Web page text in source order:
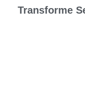
Transforme